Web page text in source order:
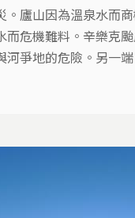
。廬山因為溫泉水而
而危機難料。辛樂克
河爭地的危險。另一
，潛藏巨大危機。大
廬山溫泉區遷建，要